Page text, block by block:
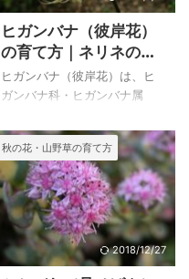
ませんが、とても丈夫で、種
から殖えすぎるくらい殖えま
す。 下に仲間の亜高山帯～高
山帯の岩場や乾いた草地に生
えるミヤマラッキョウを載せ
ウ（山辣韮）は、自宅で２０
１７年１０月３１日に撮影し
た２００４年１月に播種した
苗がたくさ ...
ヒガンバナ（彼岸花）
の育て方｜ネリネの特
徴
ヒガンバナ（彼岸花）は、ヒ
ガンバナ科・ヒガンバナ属
などに群生する多年草で、古
い時代に中国から渡来した帰
化植物と考えられています。
日本のものはほとんど結実せ
ず、種子が出来ても発芽しな
いようです。 有毒植物なの
で、畦の場合はネズミ、モグ
ラ、虫など田を荒らす動物が
秋の花・山野草の育て方
2018/12/27